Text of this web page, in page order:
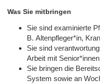
Was Sie mitbringen
Sie sind examinierte
B. Altenpfleger*in,
Sie sind
Arbeit mit
Sie bringen die
System sowie an